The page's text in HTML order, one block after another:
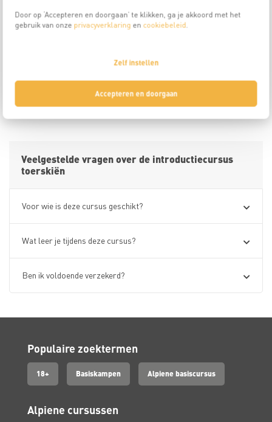
Door op ‘Accepteren en doorgaan’ te klikken, ga je akkoord met het
gebruik van onze privacyverklaring en cookiebeleid.
Zelf instellen
Accepteren en doorgaan
pistes en kan je stabiel een zwarte piste afdalen, dan wacht je een
nieuw avontuur. Maak tijdens een introductiecursus toerskiën
verschillende technieken, maak voor het eerst gebruik van
lawinepieper. Na de introductiecursus heb je een basis gelegd voor
Veelgestelde vragen over de introductiecursus
toerskiën
Voor wie is deze cursus geschikt?
Wat leer je tijdens deze cursus?
Ben ik voldoende verzekerd?
Populaire zoektermen
18+ Basiskampen Alpiene basiscursus
Alpiene cursussen